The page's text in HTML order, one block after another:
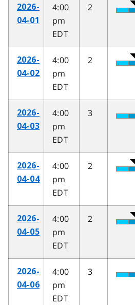
2026-
04-01
4:00
pm
EDT
2
2026-
04-02
4:00
pm
EDT
2
2026-
04-03
4:00
pm
EDT
3
2026-
04-04
4:00
pm
EDT
2
2026-
04-05
4:00
pm
EDT
2
2026-
04-06
4:00
pm
EDT
3